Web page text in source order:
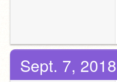
Sept. 7,